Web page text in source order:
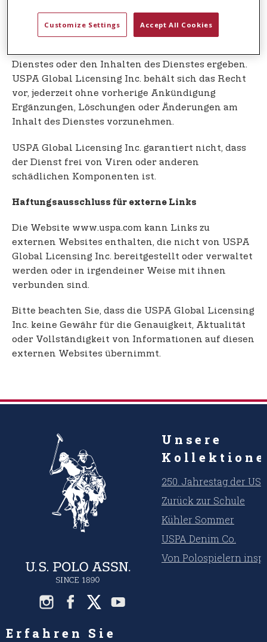
sich aus einem Vertragsvertoß, der Fahrlässigkeit
oder anderen unerlaubten Handlungen die sich
Dienstes oder den Inhalten des Dienstes ergeben.
USPA Global Licensing Inc. behält sich das Recht
vor, jederzeit ohne vorherige Ankündigung
Ergänzungen, Löschungen oder Änderungen am
Inhalt des Dienstes vorzunehmen.
USPA Global Licensing Inc. garantiert nicht, dass
der Dienst frei von Viren oder anderen
schädlichen Komponenten ist.
Haftungsausschluss für externe Links
Die Website www.uspa.com kann Links zu
externen Websites enthalten, die nicht von USPA
Global Licensing Inc. bereitgestellt oder verwaltet
werden oder in irgendeiner Weise mit ihnen
verbunden sind.
Bitte beachten Sie, dass die USPA Global Licensing
Inc. keine Gewähr für die Genauigkeit, Aktualität
oder Vollständigkeit von Informationen auf diesen
externen Websites übernimmt.
Unsere
250. Jahrestag der
Zurück zur Schule
Kühler Sommer
USPA Denim Co.
Von Polospielern
Erfahren Sie
Customize Settings Accept All Cookies